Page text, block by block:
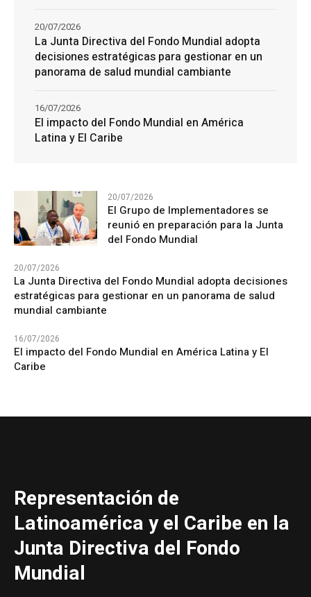
La Junta Directiva del Fondo Mundial adopta
decisiones estratégicas para gestionar en un
panorama de salud mundial cambiante
20/07/2026
El impacto del Fondo Mundial en América
Latina y El Caribe
16/07/2026
20/07/2026
El Grupo de Implementadores se
reunió en preparación para la Junta
del Fondo Mundial
20/07/2026
La Junta Directiva del Fondo Mundial adopta decisiones
estratégicas para gestionar en un panorama de salud
mundial cambiante
16/07/2026
El impacto del Fondo Mundial en América Latina y El
Caribe
Representación de
Latinoamérica y el Caribe en la
Junta Directiva del Fondo
Mundial